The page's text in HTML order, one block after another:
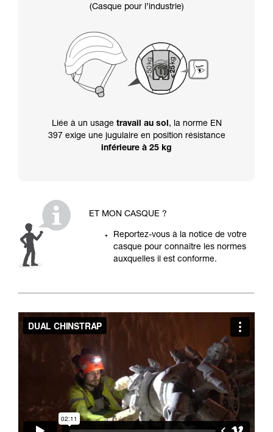
(Casque pour l’industrie)
Liée à un usage travail au sol, la norme EN
397 exige une jugulaire en position résistance
inférieure à 25 kg
ET MON CASQUE ?
Reportez-vous à la notice de votre
casque pour connaître les normes
auxquelles il est conforme.